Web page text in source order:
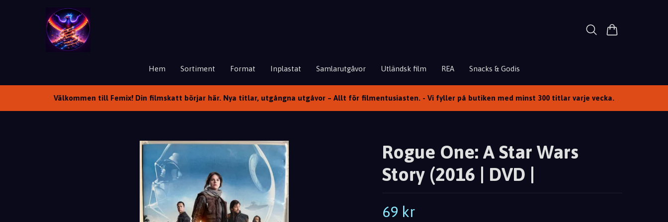
Hem Sortiment Format Inplastat Samlarutgåvor Utländsk film REA Snacks & Godis
Välkommen till Femix! Din filmskatt börjar här. Nya titlar, utgångna utgåvor – Allt för filmentusiasten. - Vi fyller på butiken med minst 300 titlar varje vecka.
Rogue One: A Star Wars
Story (2016 | DVD |
69 kr